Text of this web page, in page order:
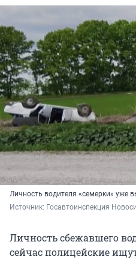
Личность водителя «семерки» уже
Источник: Госавтоинспекция
Личность сбежавшего
сейчас полицейские